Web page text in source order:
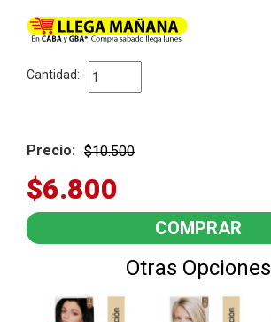
Cantidad:
Precio: $10.500
$6.800
Otras Opciones